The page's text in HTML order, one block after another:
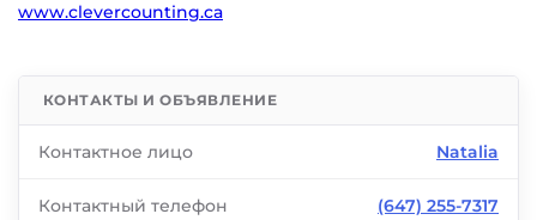
www.clevercounting.ca
КОНТАКТЫ И ОБЪЯВЛЕНИЕ
Контактное лицо Natalia
Контактный телефон (647) 255-7317